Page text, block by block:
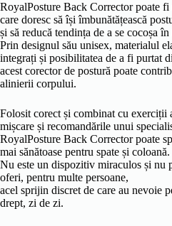
RoyalPosture Back Corrector poate
care doresc să își îmbunătățească
și să reducă tendința de a se cocoșa
Prin designul său unisex, materialul
integrați și posibilitatea de a fi purtat
acest corector de postură poate
alinierii corpului.
Folosit corect și combinat cu exerciții
mișcare și recomandările unui
RoyalPosture Back Corrector poate
mai sănătoase pentru spate și coloană.
Nu este un dispozitiv miraculos și nu
oferi, pentru multe persoane,
acel sprijin discret de care au nevoie
drept, zi de zi.